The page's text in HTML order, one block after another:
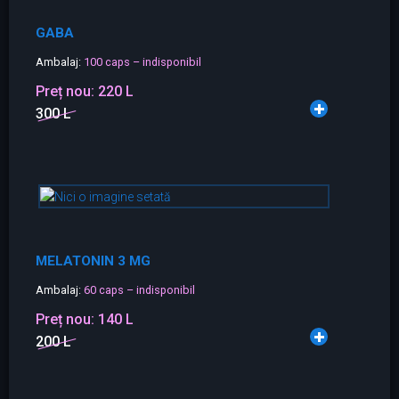
GABA
Ambalaj: 100 caps – indisponibil
Preț nou: 220 L
300 L
MELATONIN 3 MG
Ambalaj: 60 caps – indisponibil
Preț nou: 140 L
200 L